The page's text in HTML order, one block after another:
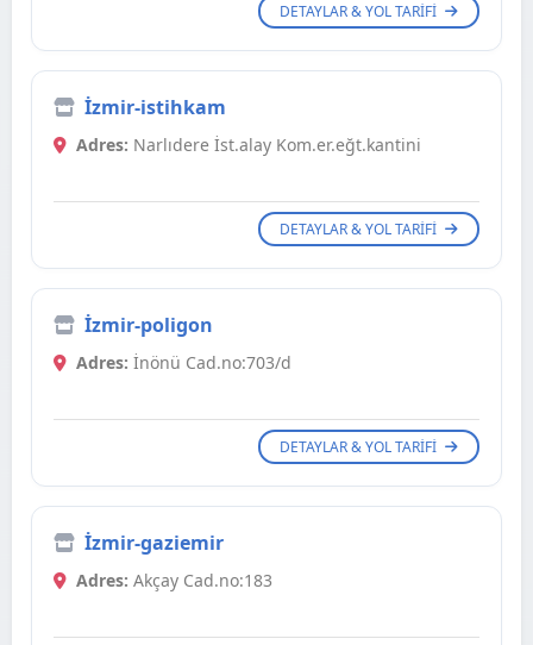
DETAYLAR & YOL TARIFI
İzmir-istihkam
Adres: Narlıdere İst.alay Kom.er.eğt.kantini
DETAYLAR & YOL TARIFI
İzmir-poligon
Adres: İnönü Cad.no:703/d
DETAYLAR & YOL TARIFI
İzmir-gaziemir
Adres: Akçay Cad.no:183